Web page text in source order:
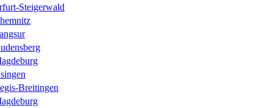
Steigerwald
Breitingen